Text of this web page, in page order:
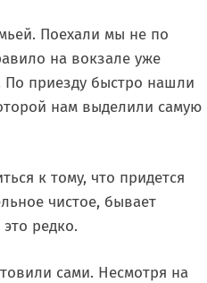
Поехали мы не по
на вокзале уже
По приезду быстро нашли
нам выделили самую
к тому, что придется
чистое, бывает
редко.
сами. Несмотря на